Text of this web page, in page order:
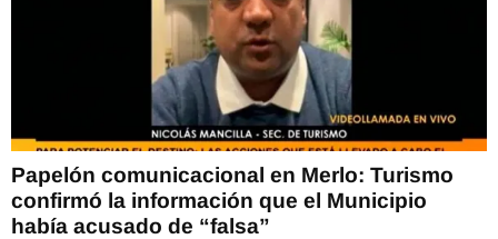
Papelón comunicacional en Merlo: Turismo
confirmó la información que el Municipio
había acusado de “falsa”